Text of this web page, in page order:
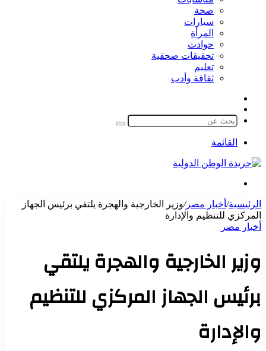
صحة
سيارات
المرأة
حوادث
تحقيقات صحفية
تعليم
ثقافة وأدب
مقال
عشوائي
الوضع
المظلم
بحث
القائمة
بحث
/أخبار مصر/وزير الخارجية والهجرة يلتقي برئيس الجهاز
للتنظيم والإدارة
مصر
الخارجية والهجرة يلتقي
الجهاز المركزي للتنظيم